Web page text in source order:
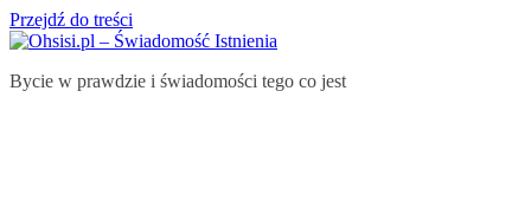
Przejdź do treści
Bycie w prawdzie i świadomości tego co jest